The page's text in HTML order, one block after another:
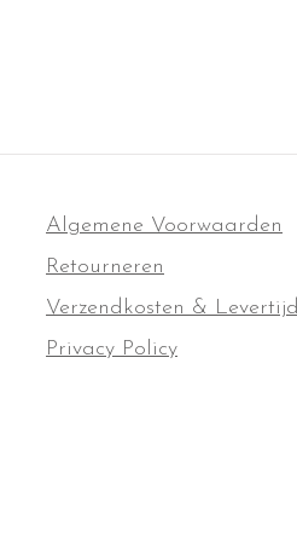
Algemene Voorwaarden
Retourneren
Verzendkosten & Levertijd
Privacy Policy